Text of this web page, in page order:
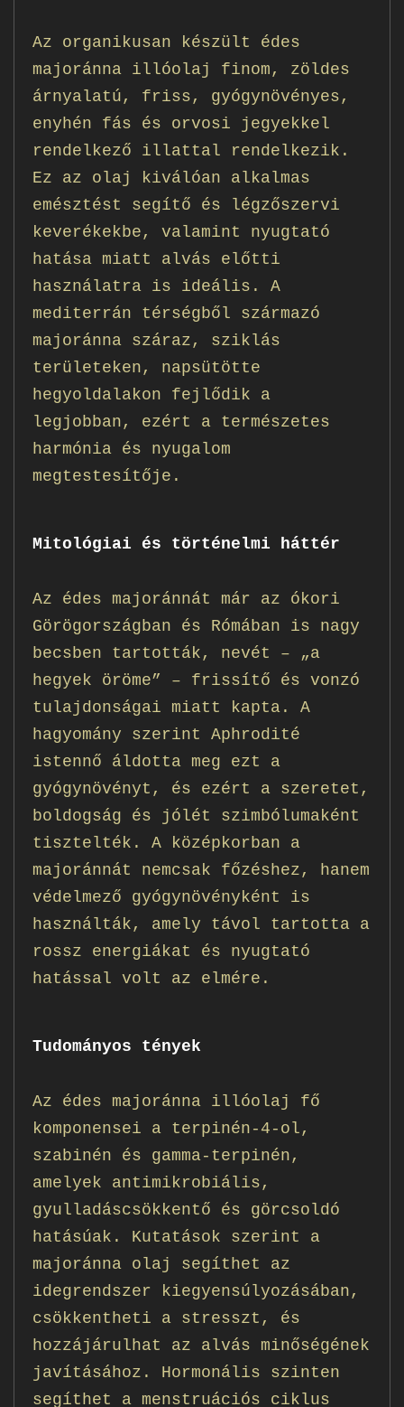
Az organikusan készült édes
majoránna illóolaj finom, zöldes
árnyalatú, friss, gyógynövényes,
enyhén fás és orvosi jegyekkel
rendelkező illattal rendelkezik.
Ez az olaj kiválóan alkalmas
emésztést segítő és légzőszervi
keverékekbe, valamint nyugtató
hatása miatt alvás előtti
használatra is ideális. A
mediterrán térségből származó
majoránna száraz, sziklás
területeken, napsütötte
hegyoldalakon fejlődik a
legjobban, ezért a természetes
harmónia és nyugalom
megtestesítője.
Mitológiai és történelmi háttér
Az édes majoránnát már az ókori
Görögországban és Rómában is nagy
becsben tartották, nevét – „a
hegyek öröme” – frissítő és vonzó
tulajdonságai miatt kapta. A
hagyomány szerint Aphrodité
istennő áldotta meg ezt a
gyógynövényt, és ezért a szeretet,
boldogság és jólét szimbólumaként
tisztelték. A középkorban a
majoránnát nemcsak főzéshez, hanem
védelmező gyógynövényként is
használták, amely távol tartotta a
rossz energiákat és nyugtató
hatással volt az elmére.
Tudományos tények
Az édes majoránna illóolaj fő
komponensei a terpinén-4-ol,
szabinén és gamma-terpinén,
amelyek antimikrobiális,
gyulladáscsökkentő és görcsoldó
hatásúak. Kutatások szerint a
majoránna olaj segíthet az
idegrendszer kiegyensúlyozásában,
csökkentheti a stresszt, és
hozzájárulhat az alvás minőségének
javításához. Hormonális szinten
segíthet a menstruációs ciklus